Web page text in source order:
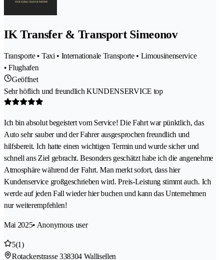
IK Transfer & Transport Simeonov
Transporte • Taxi • Internationale Transporte • Limousinenservice
• Flughafen
Geöffnet
Sehr höflich und freundlich KUNDENSERVICE top
Ich bin absolut begeistert vom Service! Die Fahrt war pünktlich, das
Auto sehr sauber und der Fahrer ausgesprochen freundlich und
hilfsbereit. Ich hatte einen wichtigen Termin und wurde sicher und
schnell ans Ziel gebracht. Besonders geschätzt habe ich die angenehme
Atmosphäre während der Fahrt. Man merkt sofort, dass hier
Kundenservice großgeschrieben wird. Preis-Leistung stimmt auch. Ich
werde auf jeden Fall wieder hier buchen und kann das Unternehmen
nur weiterempfehlen!
Mai 2025• Anonymous user
5(1)
Rotackerstrasse 338304 Wallisellen